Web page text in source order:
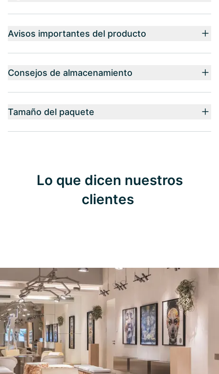
Avisos importantes del producto
Consejos de almacenamiento
Tamaño del paquete
Lo que dicen nuestros
clientes